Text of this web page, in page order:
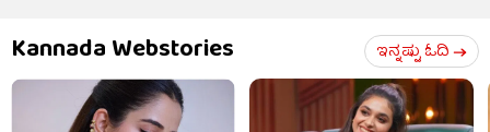
Kannada Webstories ಇನ್ನಷ್ಟು ಓದಿ